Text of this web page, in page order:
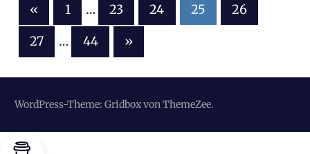
Seitennummerierung
Beiträge
« Vorherige
Beiträge
1 … 23 24 25 26
27 … 44
Nächste
Beiträge
»
WordPress-Theme: Gridbox von ThemeZee.